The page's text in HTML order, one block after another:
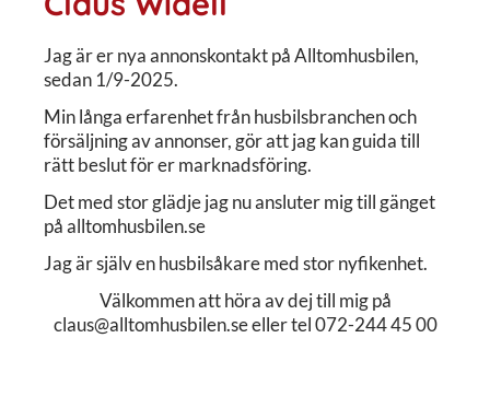
Jag är er nya annonskontakt på Alltomhusbilen,
sedan 1/9-2025.
Min långa erfarenhet från husbilsbranchen och
försäljning av annonser, gör att jag kan guida till
rätt beslut för er marknadsföring.
Det med stor glädje jag nu ansluter mig till gänget
på alltomhusbilen.se
Jag är själv en husbilsåkare med stor nyfikenhet.
Välkommen att höra av dej till mig på
claus@alltomhusbilen.se eller tel 072-244 45 00